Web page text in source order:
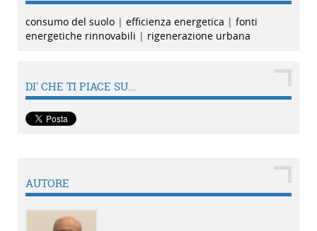
consumo del suolo | efficienza energetica | fonti
energetiche rinnovabili | rigenerazione urbana
DI' CHE TI PIACE SU...
AUTORE